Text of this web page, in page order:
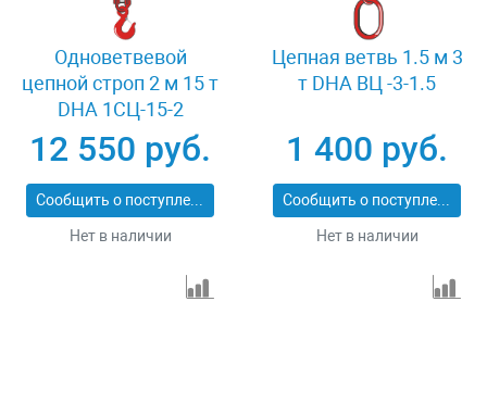
Одноветвевой
цепной строп 2 м 15 т
DHA 1СЦ-15-2
12 550 руб.
Сообщить о поступлении
Нет в наличии
Цепная ветвь 1.5 м 3
т DHA ВЦ -3-1.5
1 400 руб.
Сообщить о поступлении
Нет в наличии